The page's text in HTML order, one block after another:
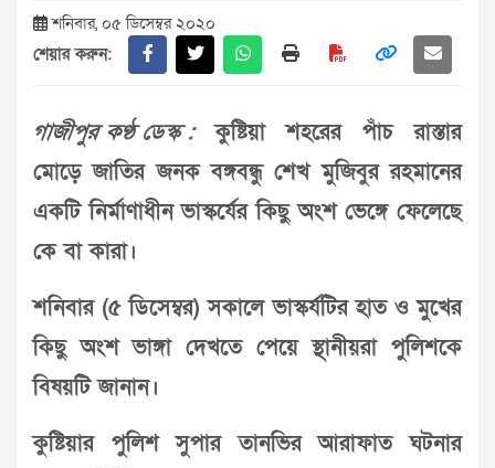
শনিবার, ০৫ ডিসেম্বর ২০২০
শেয়ার করুন:
গাজীপুর কণ্ঠ ডেস্ক :কুষ্টিয়া শহরের পাঁচ রাস্তার
মোড়ে জাতির জনক বঙ্গবন্ধু শেখ মুজিবুর রহমানের
একটি নির্মাণাধীন ভাস্কর্যের কিছু অংশ ভেঙ্গে ফেলেছে
কে বা কারা।
শনিবার (৫ ডিসেম্বর) সকালে ভাস্কর্যটির হাত ও মুখের
কিছু অংশ ভাঙ্গা দেখতে পেয়ে স্থানীয়রা পুলিশকে
বিষয়টি জানান।
কুষ্টিয়ার পুলিশ সুপার তানভির আরাফাত ঘটনার